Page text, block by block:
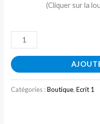
(Cliquer sur la
Catégories :Boutique,Ecrit 1